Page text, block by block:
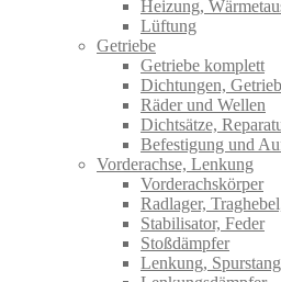
Heizung,
Lüftung
Getriebe
Getriebe komplett
Dichtungen,
Räder und Wellen
Dichtsätze,
Befestigung und
Vorderachse, Lenkung
Vorderachskörper
Radlager,
Stabilisator, Feder
Stoßdämpfer
Lenkung,